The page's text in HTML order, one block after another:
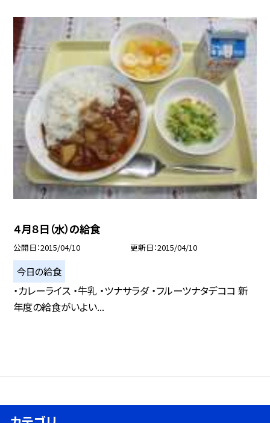
４月８日（水）の給食
公開日 2015/04/10 更新日 2015/04/10
今日の給食
・カレーライス ・牛乳 ・ツナサラダ ・フルーツナタデココ 新
年度の給食がいよい...